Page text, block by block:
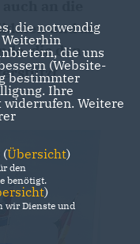
an die
und an
die den
die notwendig
die uns
(Website-
bestimmter
Ihre
Weitere
(Übersicht)
den
benötigt.
)
wir Dienste und